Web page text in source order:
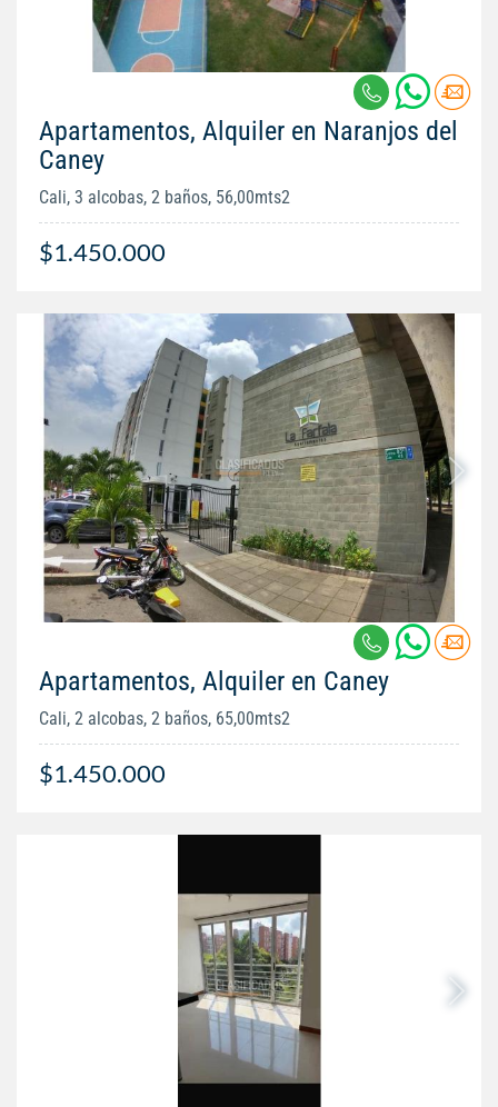
Apartamentos, Alquiler en Naranjos del
Caney
Cali, 3 alcobas, 2 baños, 56,00mts2
$1.450.000
Apartamentos, Alquiler en Caney
Cali, 2 alcobas, 2 baños, 65,00mts2
$1.450.000